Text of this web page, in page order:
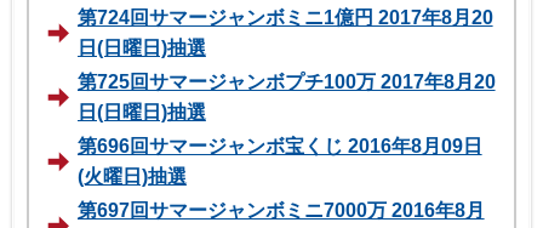
第724回サマージャンボミニ1億円 2017年8月20
日(日曜日)抽選
第725回サマージャンボプチ100万 2017年8月20
日(日曜日)抽選
第696回サマージャンボ宝くじ 2016年8月09日
(火曜日)抽選
第697回サマージャンボミニ7000万 2016年8月